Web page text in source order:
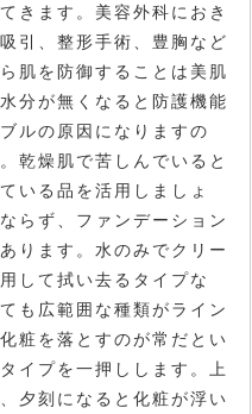
きます。美容外科におき
引、整形手術、豊胸など
肌を防御することは美肌
分が無くなると防護機能
ルの原因になりますの
乾燥肌で苦しんでいると
いる品を活用しましょ
らず、ファンデーション
ります。水のみでクリー
して拭い去るタイプな
も広範囲な種類がライン
粧を落とすのが常だとい
イプを一押しします。上
夕刻になると化粧が浮い